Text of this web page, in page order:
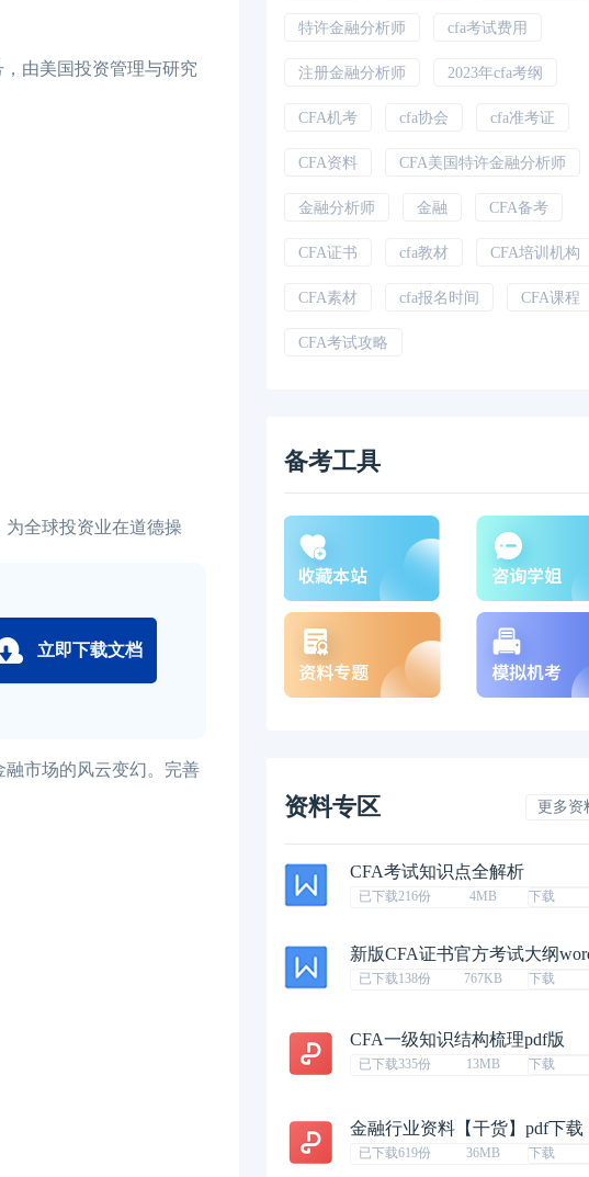
由美国投资管理与研究
全球投资业在道德操
立即下载文档
市场的风云变幻。完善
特许金融分析师 cfa考试费用
注册金融分析师 2023年cfa考纲
CFA机考 cfa协会 cfa准考证
CFA资料 CFA美国特许金融分析师
金融分析师 金融 CFA备考
CFA证书 cfa教材 CFA培训机构
CFA素材 cfa报名时间 CFA课程
CFA考试攻略
备考工具
资料专区 更多资
CFA考试知识点全解析
已下载216份 4MB 下载
新版CFA证书官方考试大纲
已下载138份 767KB 下载
CFA一级知识结构梳理pdf版
已下载335份 13MB 下载
金融行业资料【干货】pdf下载
已下载619份 36MB 下载